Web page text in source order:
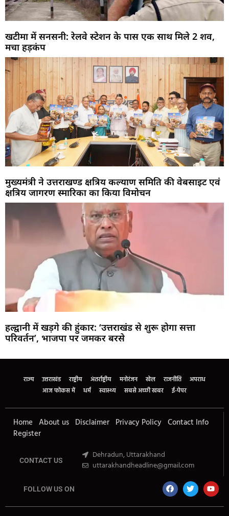
खटीमा में सनसनी: रेलवे स्टेशन के पास एक साथ मिले 2 शव,
मचा हड़कंप
मुख्यमंत्री ने उत्तराखण्ड क्षत्रिय कल्याण समिति की वेबसाइट एवं
क्षत्रिय जागरण स्मारिका का किया विमोचन
हल्द्वानी में खड़गे की हुंकार: ‘उत्तराखंड से शुरू होगा सत्ता
परिवर्तन’, भाजपा पर जमकर बरसे
राज्य उत्तराखंड राष्ट्रीय अंतर्राष्ट्रीय मनोरंजन खेल राजनीति
अपराध
आज फोकस में
धर्म स्वास्थ्य सबसे अच्छी खबर ई-पेपर
Home About us Disclaimer Privacy Policy Contact Info
Register
CONTACT US
Dehradun, Uttarakhand
uttarakhandheadline@gmail.com
FOLLOW US ON